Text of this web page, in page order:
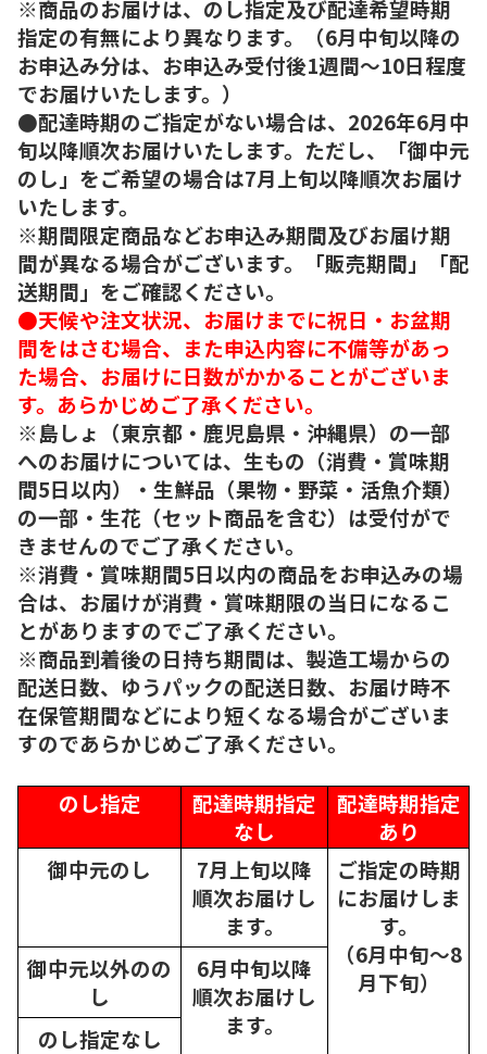
※商品のお届けは、のし指定及び配達希望時期
指定の有無により異なります。（6月中旬以降の
お申込み分は、お申込み受付後1週間～10日程度
でお届けいたします。）
●配達時期のご指定がない場合は、2026年6月中
旬以降順次お届けいたします。ただし、「御中元
のし」をご希望の場合は7月上旬以降順次お届け
いたします。
※期間限定商品などお申込み期間及びお届け期
間が異なる場合がございます。「販売期間」「配
送期間」をご確認ください。
●天候や注文状況、お届けまでに祝日・お盆期
間をはさむ場合、また申込内容に不備等があっ
た場合、お届けに日数がかかることがございま
す。あらかじめご了承ください。
※島しょ（東京都・鹿児島県・沖縄県）の一部
へのお届けについては、生もの（消費・賞味期
間5日以内）・生鮮品（果物・野菜・活魚介類）
の一部・生花（セット商品を含む）は受付がで
きませんのでご了承ください。
※消費・賞味期間5日以内の商品をお申込みの場
合は、お届けが消費・賞味期限の当日になるこ
とがありますのでご了承ください。
※商品到着後の日持ち期間は、製造工場からの
配送日数、ゆうパックの配送日数、お届け時不
在保管期間などにより短くなる場合がございま
すのであらかじめご了承ください。
のし指定
配達時期指定
なし
配達時期指定
あり
御中元のし
7月上旬以降
順次お届けし
ます。
ご指定の時期
にお届けしま
す。
（6月中旬～8
月下旬）
御中元以外のの
し
6月中旬以降
順次お届けし
ます。
のし指定なし